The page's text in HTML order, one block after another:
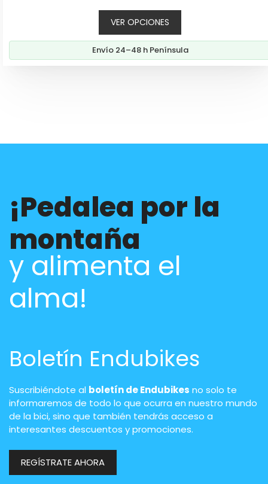
5
VER OPCIONES
Envío 24–48 h Península
¡Pedalea por la
montaña
y alimenta el
alma!
Boletín Endubikes
Suscribiéndote al boletín de Endubikes no solo te
informaremos de todo lo que ocurra en nuestro mundo
de la bici, sino que también tendrás acceso a
interesantes descuentos y promociones.
REGÍSTRATE AHORA